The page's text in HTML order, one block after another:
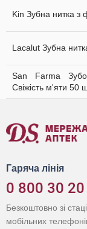
Kin Зубна нитка
Lacalut Зубна
San Farma
Свіжість м'яти 50
Гаряча лінія
0 800 30
Безкоштовно зі
мобільних